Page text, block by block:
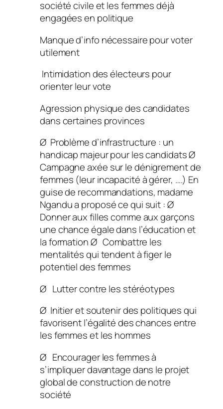
société civile et les femmes déjà
engagées en politique
Manque d’info nécessaire pour voter
utilement
Intimidation des électeurs pour
orienter leur vote
Agression physique des candidates
dans certaines provinces
Ø Problème d’infrastructure : un
handicap majeur pour les candidats Ø
Campagne axée sur le dénigrement de
femmes (leur incapacité à gérer, ….) En
guise de recommandations, madame
Ngandu a proposé ce qui suit : Ø
Donner aux filles comme aux garçons
une chance égale dans l’éducation et
la formation Ø Combattre les
mentalités qui tendent à figer le
potentiel des femmes
Ø Lutter contre les stéréotypes
Ø Initier et soutenir des politiques qui
favorisent l’égalité des chances entre
les femmes et les hommes
Ø Encourager les femmes à
s’impliquer davantage dans le projet
global de construction de notre
société